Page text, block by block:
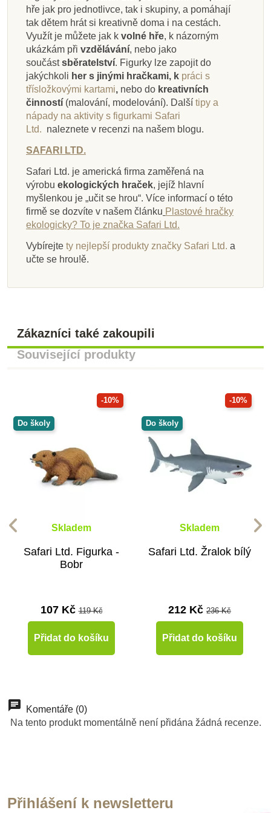
hře jak pro jednotlivce, tak i skupiny, a pomáhají
tak dětem hrát si kreativně doma i na cestách.
Využít je můžete jak k volné hře, k názorným
ukázkám při vzdělávání, nebo jako
součástsběratelství. Figurky lze zapojit do
jakýchkoli her s jinými hračkami, k práci s
třísložkovými kartami, nebo do kreativních
činností (malování, modelování). Další tipy a
nápady na aktivity s figurkami Safari
Ltd. naleznete v recenzi na našem blogu.
SAFARI LTD.
Safari Ltd. je americká firma zaměřená na
výrobu ekologických hraček, jejíž hlavní
myšlenkou je „učit se hrou“. Více informací o této
firmě se dozvíte v našem článku Plastové hračky
ekologicky? To je značka Safari Ltd.
Vybírejte ty nejlepší produkty značky Safari Ltd. a
učte se hrou!ě.
Zákazníci také zakoupili
Související produkty
-10%
Do školy
Skladem
Safari Ltd. Figurka -
Bobr
107 Kč119 Kč
Přidat do košíku
-10%
Do školy
Skladem
Safari Ltd. Žralok bílý
212 Kč 236 Kč
Přidat do košíku
Do školy
Do školy
Do školy
Komentáře (0)
Na tento produkt momentálně není přidána žádná recenze.
Přihlášení k newsletteru